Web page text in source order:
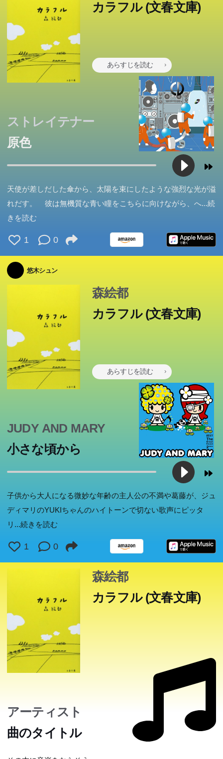
カラフル (文春文庫)
あらすじを読む
ストレイテナー
原色
天使が差しだした傘から、太陽を束にしたような強烈な光が溢
れだす。 彼は無機質な青い瞳をこちらに向けながら、へ...続
きを読む
1 0
悠木シュン
森絵都
カラフル (文春文庫)
あらすじを読む
JUDY AND MARY
小さな頃から
子供から大人になる微妙な年齢の主人公の不満や葛藤が、ジュ
ディマリのYUKIちゃんのハイトーンで切ない歌声にピッタ
リ ...続きを読む
1 0
森絵都
カラフル (文春文庫)
アーティスト
曲のタイトル